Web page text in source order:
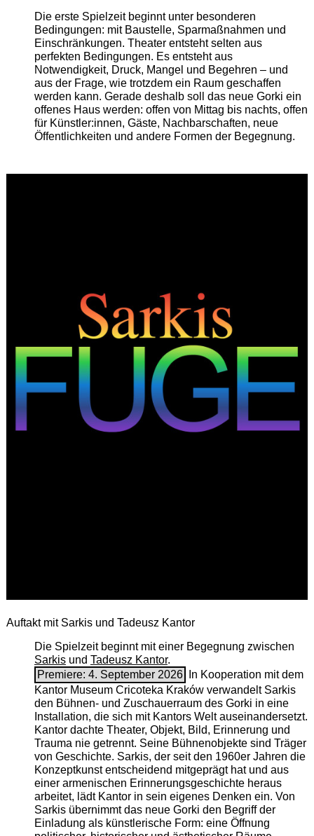
Die erste Spielzeit beginnt unter besonderen
Bedingungen: mit Baustelle, Sparmaßnahmen und
Einschränkungen. Theater entsteht selten aus
perfekten Bedingungen. Es entsteht aus
Notwendigkeit, Druck, Mangel und Begehren – und
aus der Frage, wie trotzdem ein Raum geschaffen
werden kann. Gerade deshalb soll das neue Gorki ein
offenes Haus werden: offen von Mittag bis nachts, offen
für Künstler:innen, Gäste, Nachbarschaften, neue
Öffentlichkeiten und andere Formen der Begegnung.
Auftakt mit Sarkis und Tadeusz Kantor
Die Spielzeit beginnt mit einer Begegnung zwischen
Sarkisund Tadeusz Kantor.
Premiere: 4. September 2026
In Kooperation mit dem
Kantor Museum Cricoteka Kraków verwandelt Sarkis
den Bühnen- und Zuschauerraum des Gorki in eine
Installation, die sich mit Kantors Welt auseinandersetzt.
Kantor dachte Theater, Objekt, Bild, Erinnerung und
Trauma nie getrennt. Seine Bühnenobjekte sind Träger
von Geschichte. Sarkis, der seit den 1960er Jahren die
Konzeptkunst entscheidend mitgeprägt hat und aus
einer armenischen ­Erinnerungsgeschichte heraus
arbeitet, lädt Kantor in sein eigenes Denken ein. Von
Sarkis übernimmt das neue Gorki den Begriff der
Einladung als künstlerische Form: eine Öffnung